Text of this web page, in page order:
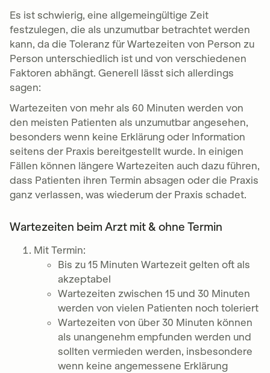
Es ist schwierig, eine allgemeingültige Zeit
festzulegen, die als unzumutbar betrachtet werden
kann, da die Toleranz für Wartezeiten von Person zu
Person unterschiedlich ist und von verschiedenen
Faktoren abhängt. Generell lässt sich allerdings
sagen:
Wartezeiten von mehr als 60 Minuten werden von
den meisten Patienten als unzumutbar angesehen,
besonders wenn keine Erklärung oder Information
seitens der Praxis bereitgestellt wurde. In einigen
Fällen können längere Wartezeiten auch dazu führen,
dass Patienten ihren Termin absagen oder die Praxis
ganz verlassen, was wiederum der Praxis schadet.
Wartezeiten beim Arzt mit & ohne Termin
Mit Termin:
Bis zu 15 Minuten Wartezeit gelten oft als
akzeptabel
Wartezeiten zwischen 15 und 30 Minuten
werden von vielen Patienten noch toleriert
Wartezeiten von über 30 Minuten können
als unangenehm empfunden werden und
sollten vermieden werden, insbesondere
wenn keine angemessene Erklärung